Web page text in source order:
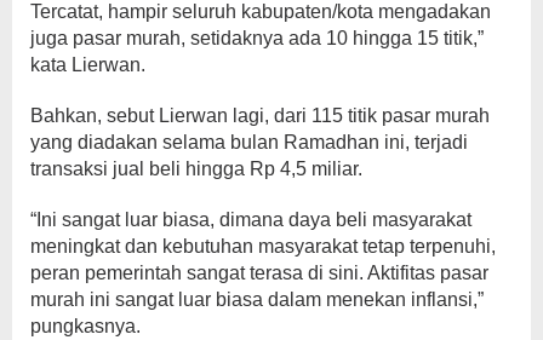
Tercatat, hampir seluruh kabupaten/kota mengadakan
juga pasar murah, setidaknya ada 10 hingga 15 titik,”
kata Lierwan.
Bahkan, sebut Lierwan lagi, dari 115 titik pasar murah
yang diadakan selama bulan Ramadhan ini, terjadi
transaksi jual beli hingga Rp 4,5 miliar.
“Ini sangat luar biasa, dimana daya beli masyarakat
meningkat dan kebutuhan masyarakat tetap terpenuhi,
peran pemerintah sangat terasa di sini. Aktifitas pasar
murah ini sangat luar biasa dalam menekan inflansi,”
pungkasnya.